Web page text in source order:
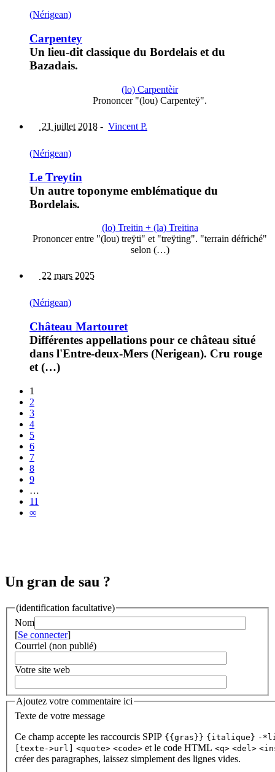
(Nérigean)
Carpentey
Un lieu-dit classique du Bordelais et du
Bazadais.
(lo) Carpentèir
Prononcer "(lou) Carpenteÿ".
21 juillet 2018 - Vincent P.
(Nérigean)
Le Treytin
Un autre toponyme emblématique du
Bordelais.
(lo) Treitin + (la) Treitina
Prononcer entre "(lou) treÿti" et "treÿting". "terrain défriché"
selon (…)
22 mars 2025
(Nérigean)
Château Martouret
Différentes appellations pour ce château situé
dans l'Entre-deux-Mers (Nerigean). Cru rouge
et (…)
1
2
3
4
5
6
7
8
9
…
11
∞
Un gran de sau ?
(identification facultative)
Nom
[Se connecter]
Courriel (non publié)
Votre site web
Ajoutez votre commentaire ici
Texte de votre message
Ce champ accepte les raccourcis SPIP {{gras}} {italique} -
[texte->url] <quote> <code> et le code HTML <q> <del>
créer des paragraphes, laissez simplement des lignes vides.